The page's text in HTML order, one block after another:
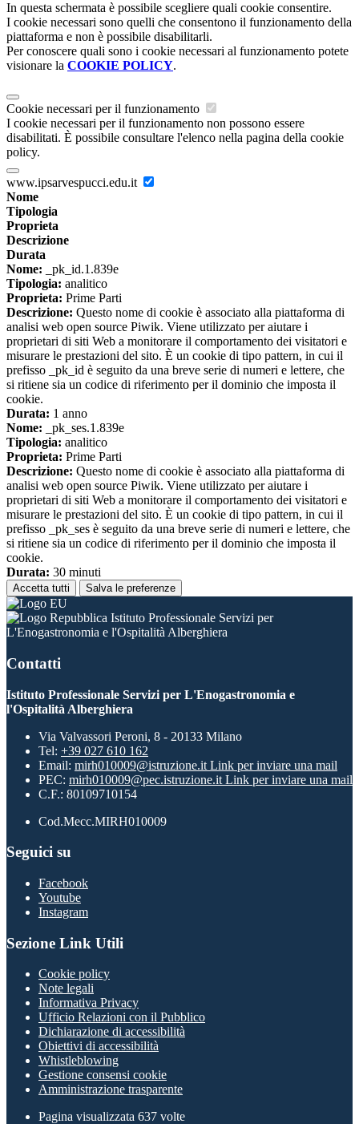
In questa schermata è possibile scegliere quali cookie consentire.
I cookie necessari sono quelli che consentono il funzionamento della
piattaforma e non è possibile disabilitarli.
Per conoscere quali sono i cookie necessari al funzionamento potete
visionare la COOKIE POLICY.
Cookie necessari per il funzionamento
I cookie necessari per il funzionamento non possono essere
disabilitati. È possibile consultare l'elenco nella pagina della cookie
policy.
www.ipsarvespucci.edu.it
Nome
Tipologia
Proprieta
Descrizione
Durata
Nome: _pk_id.1.839e
Tipologia: analitico
Proprieta: Prime Parti
Descrizione: Questo nome di cookie è associato alla piattaforma di
analisi web open source Piwik. Viene utilizzato per aiutare i
proprietari di siti Web a monitorare il comportamento dei visitatori e
misurare le prestazioni del sito. È un cookie di tipo pattern, in cui il
prefisso _pk_id è seguito da una breve serie di numeri e lettere, che
si ritiene sia un codice di riferimento per il dominio che imposta il
cookie.
Durata: 1 anno
Nome: _pk_ses.1.839e
Tipologia: analitico
Proprieta: Prime Parti
Descrizione: Questo nome di cookie è associato alla piattaforma di
analisi web open source Piwik. Viene utilizzato per aiutare i
proprietari di siti Web a monitorare il comportamento dei visitatori e
misurare le prestazioni del sito. È un cookie di tipo pattern, in cui il
prefisso _pk_ses è seguito da una breve serie di numeri e lettere, che
si ritiene sia un codice di riferimento per il dominio che imposta il
cookie.
Durata: 30 minuti
Accetta tutti Salva le preferenze
Istituto Professionale Servizi per
L'Enogastronomia e l'Ospitalità Alberghiera
Contatti
Istituto Professionale Servizi per L'Enogastronomia e
l'Ospitalità Alberghiera
Via Valvassori Peroni, 8 - 20133 Milano
Tel: +39 027 610 162
Email: mirh010009@istruzione.it Link per inviare una mail
PEC: mirh010009@pec.istruzione.it Link per inviare una mail
C.F.: 80109710154
Cod.Mecc.MIRH010009
Seguici su
Facebook
Youtube
Instagram
Sezione Link Utili
Cookie policy
Note legali
Informativa Privacy
Ufficio Relazioni con il Pubblico
Dichiarazione di accessibilità
Obiettivi di accessibilità
Whistleblowing
Gestione consensi cookie
Amministrazione trasparente
Pagina visualizzata 637 volte